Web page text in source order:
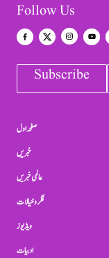
Follow Us
Subscribe
صفحہ اول
خبریں
عالمی خبریں
فکر و خیالات
ویڈیوز
ادبیات